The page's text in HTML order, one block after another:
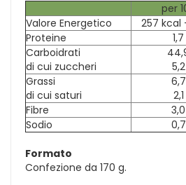
per
Valore Energetico
257 kcal
Proteine
Carboidrati
di cui zuccheri
Grassi
di cui saturi
Fibre
Sodio
Formato
Confezione da 170 g.